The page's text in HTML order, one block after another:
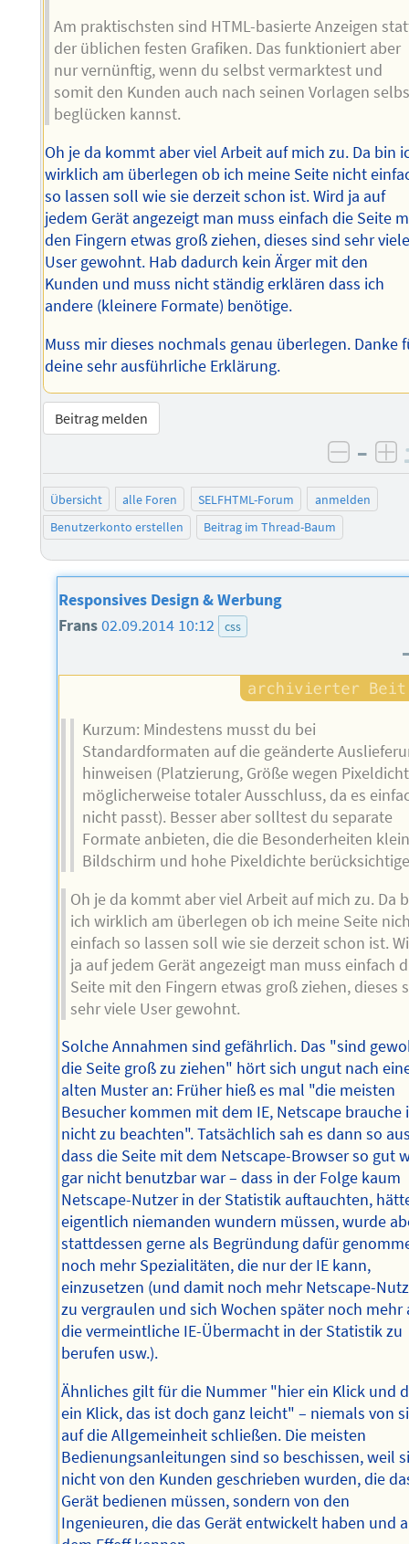
Am praktischsten sind HTML-basierte Anzeigen
der üblichen festen Grafiken. Das funktioniert aber
nur vernünftig, wenn du selbst vermarktest und
somit den Kunden auch nach seinen Vorlagen
beglücken kannst.
Oh je da kommt aber viel Arbeit auf mich zu. Da bin
wirklich am überlegen ob ich meine Seite nicht
so lassen soll wie sie derzeit schon ist. Wird ja auf
jedem Gerät angezeigt man muss einfach die Seite
den Fingern etwas groß ziehen, dieses sind sehr
User gewohnt. Hab dadurch kein Ärger mit den
Kunden und muss nicht ständig erklären dass ich
andere (kleinere Formate) benötige.
Muss mir dieses nochmals genau überlegen. Danke
deine sehr ausführliche Erklärung.
Beitrag melden
–
Übersicht alle Foren SELFHTML-Forum
anmelden
Benutzerkonto erstellen
Beitrag im Thread-Baum
Responsives Design & Werbung
Frans02.09.2014 10:12 css
Kurzum: Mindestens musst du bei
Standardformaten auf die geänderte
hinweisen (Platzierung, Größe wegen
möglicherweise totaler Ausschluss, da es
nicht passt). Besser aber solltest du separate
Formate anbieten, die die Besonderheiten
Bildschirm und hohe Pixeldichte
Oh je da kommt aber viel Arbeit auf mich zu. Da
ich wirklich am überlegen ob ich meine Seite
einfach so lassen soll wie sie derzeit schon ist.
ja auf jedem Gerät angezeigt man muss einfach
Seite mit den Fingern etwas groß ziehen, dieses
sehr viele User gewohnt.
Solche Annahmen sind gefährlich. Das "sind
die Seite groß zu ziehen" hört sich ungut nach
alten Muster an: Früher hieß es mal "die meisten
Besucher kommen mit dem IE, Netscape brauche
nicht zu beachten". Tatsächlich sah es dann so
dass die Seite mit dem Netscape-Browser so gut
gar nicht benutzbar war – dass in der Folge kaum
Netscape-Nutzer in der Statistik auftauchten,
eigentlich niemanden wundern müssen, wurde
stattdessen gerne als Begründung dafür
noch mehr Spezialitäten, die nur der IE kann,
einzusetzen (und damit noch mehr Netscape-
zu vergraulen und sich Wochen später noch mehr
die vermeintliche IE-Übermacht in der Statistik zu
berufen usw.).
Ähnliches gilt für die Nummer "hier ein Klick und
ein Klick, das ist doch ganz leicht" – niemals von
auf die Allgemeinheit schließen. Die meisten
Bedienungsanleitungen sind so beschissen, weil
nicht von den Kunden geschrieben wurden, die
Gerät bedienen müssen, sondern von den
Ingenieuren, die das Gerät entwickelt haben und